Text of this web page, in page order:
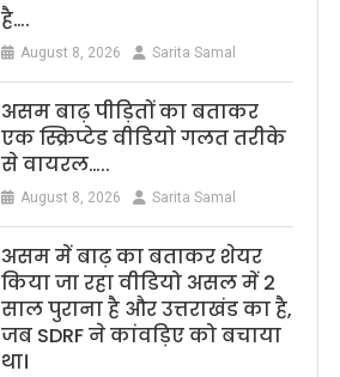
है….
August 8, 2026 Sarita Samal
असम बाढ़ पीड़ितों का बताकर
एक स्क्रिप्टेड वीडियो गलत तरीके
से वायरल…..
August 8, 2026 Sarita Samal
असम में बाढ़ का बताकर शेयर
किया जा रहा वीडियो असल में 2
साल पुराना है और उत्तराखंड का है,
जब SDRF ने कांवड़िए को बचाया
था।